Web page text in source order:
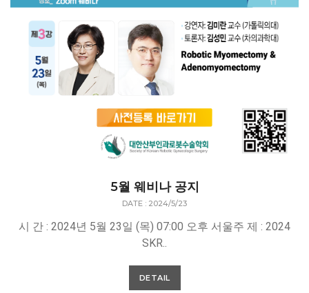
5월 웨비나 공지
DATE : 2024/5/23
시 간 : 2024년 5월 23일 (목) 07:00 오후 서울주 제 : 2024
SKR..
DETAIL